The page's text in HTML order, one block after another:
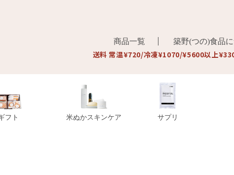
商品一覧 築野(つの)食品
送料 常温¥720/冷凍¥1070/¥5600以上
フト 米ぬかスキンケア サプリ